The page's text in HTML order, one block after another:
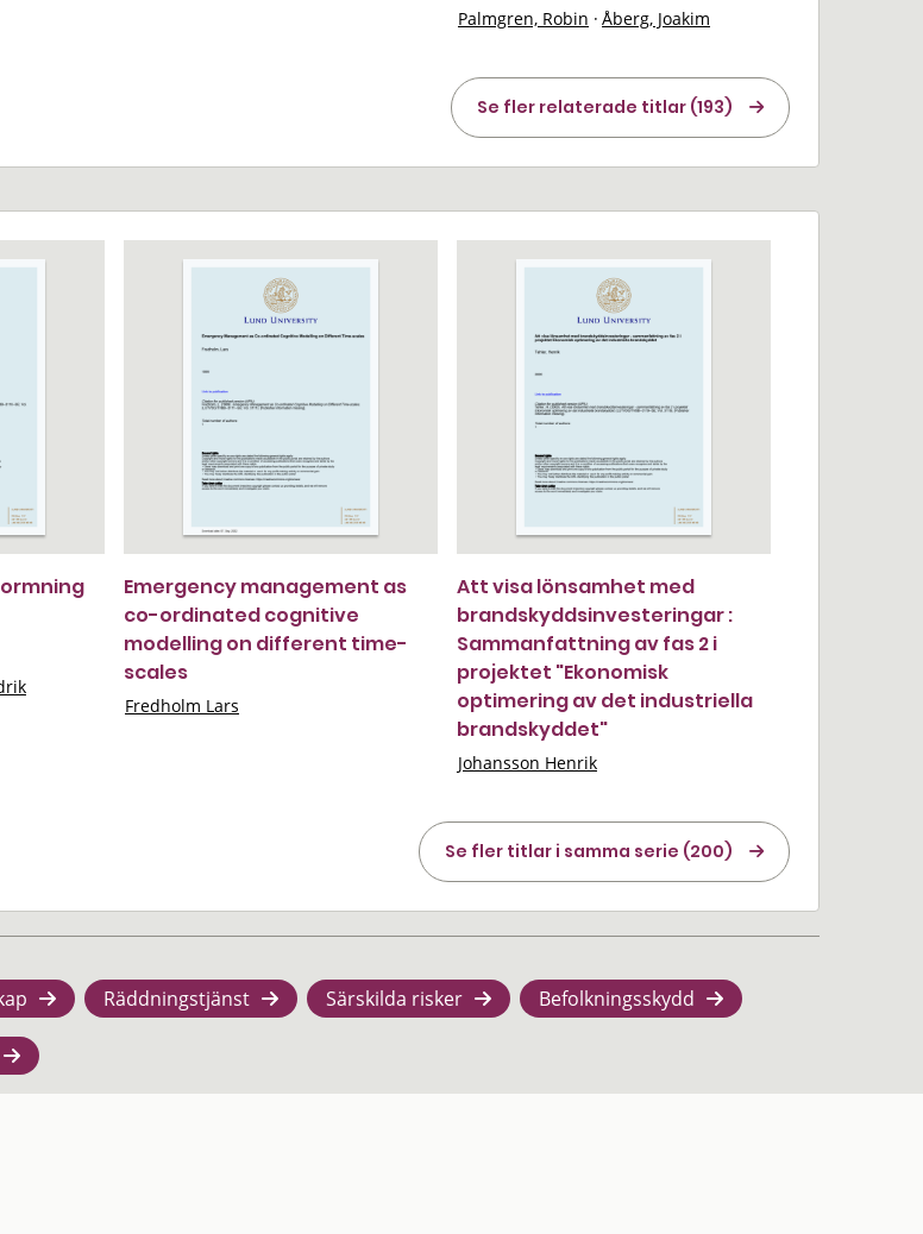
Palmgren, Robin · Åberg, Joakim
Se fler relaterade titlar (193)
Emergency management as
co-ordinated cognitive
modelling on different time-
scales
Fredholm Lars
Att visa lönsamhet med
brandskyddsinvesteringar :
Sammanfattning av fas 2 i
projektet "Ekonomisk
optimering av det industriella
brandskyddet"
Johansson Henrik
Se fler titlar i samma serie (200)
Räddningstjänst Särskilda risker Befolkningsskydd